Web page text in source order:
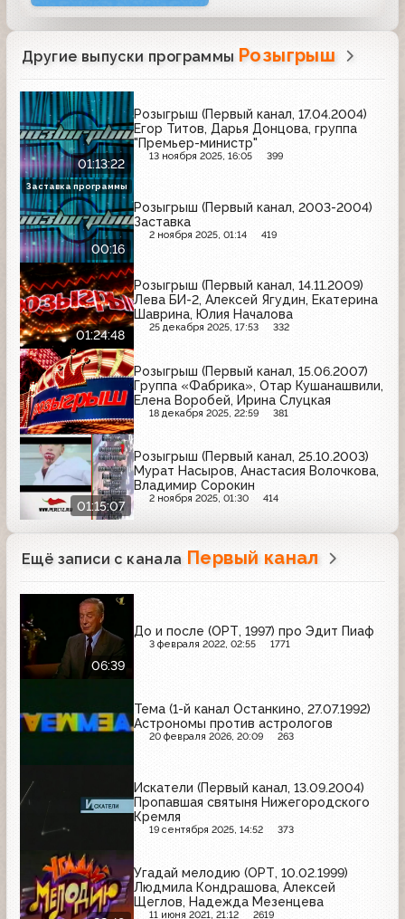
Другие выпуски программы Розыгрыш
01:13:22
Розыгрыш (Первый канал, 17.04.2004)
Егор Титов, Дарья Донцова, группа
"Премьер-министр"
13 ноября 2025, 16:05 399
00:16
Розыгрыш (Первый канал, 2003-2004)
Заставка
2 ноября 2025, 01:14 419
Заставка программы
01:24:48
Розыгрыш (Первый канал, 14.11.2009)
Лева БИ-2, Алексей Ягудин, Екатерина
Шаврина, Юлия Началова
25 декабря 2025, 17:53 332
Розыгрыш (Первый канал, 15.06.2007)
Группа «Фабрика», Отар Кушанашвили,
Елена Воробей, Ирина Слуцкая
18 декабря 2025, 22:59 381
01:15:07
Розыгрыш (Первый канал, 25.10.2003)
Мурат Насыров, Анастасия Волочкова,
Владимир Сорокин
2 ноября 2025, 01:30 414
Ещё записи с канала Первый канал
06:39
До и после (ОРТ, 1997) про Эдит Пиаф
3 февраля 2022, 02:55 1771
Тема (1-й канал Останкино, 27.07.1992)
Астрономы против астрологов
20 февраля 2026, 20:09 263
Искатели (Первый канал, 13.09.2004)
Пропавшая святыня Нижегородского
Кремля
19 сентября 2025, 14:52 373
Угадай мелодию (ОРТ, 10.02.1999)
Людмила Кондрашова, Алексей
Щеглов, Надежда Мезенцева
11 июня 2021, 21:12 2619